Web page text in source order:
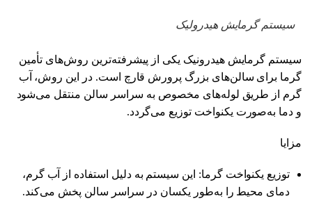
سیستم گرمایش هیدرولیک
سیستم گرمایش هیدرونیک یکی از پیشرفته‌ترین روش‌های تأمین
گرما برای سالن‌های بزرگ پرورش قارچ است. در این روش، آب
گرم از طریق لوله‌های مخصوص به سراسر سالن منتقل می‌شود
و دما به‌صورت یکنواخت توزیع می‌گردد.
مزایا
توزیع یکنواخت گرما: این سیستم به دلیل استفاده از آب گرم،
دمای محیط را به‌طور یکسان در سراسر سالن پخش می‌کند.